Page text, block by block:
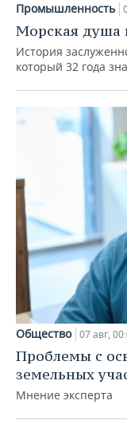
Промышленность
Морская душа
История
который 32 года
Общество 07 авг,
Проблемы с
земельных
Мнение эксперта